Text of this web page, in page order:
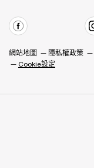
網站地圖 隱私權政策
Cookie設定